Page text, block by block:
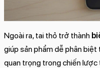
Ngoài ra, tai thỏ trở thành
giúp sản phẩm dễ phân
quan trọng trong chiến lược